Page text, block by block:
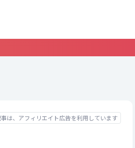
は、アフィリエイト広告を利用しています